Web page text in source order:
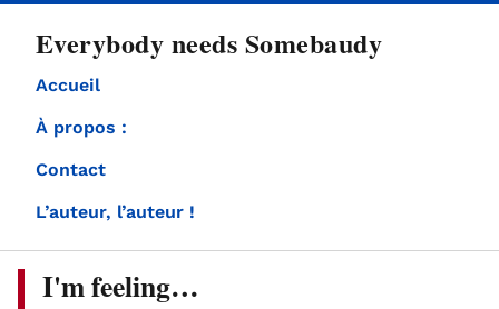
Everybody needs Somebaudy
Accueil
À propos :
Contact
L’auteur, l’auteur !
I'm feeling…